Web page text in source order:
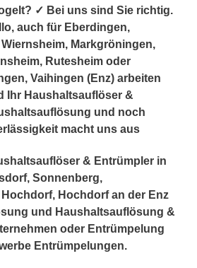
✓ Bei uns sind Sie richtig.
auch für Eberdingen,
Markgröningen,
Rutesheim oder
Vaihingen (Enz) arbeiten
Ihr Haushaltsauflöser &
und noch
macht uns aus
& Entrümpler in
Sonnenberg,
Hochdorf an der Enz
und Haushaltsauflösung &
oder Entrümpelung
Entrümpelungen.